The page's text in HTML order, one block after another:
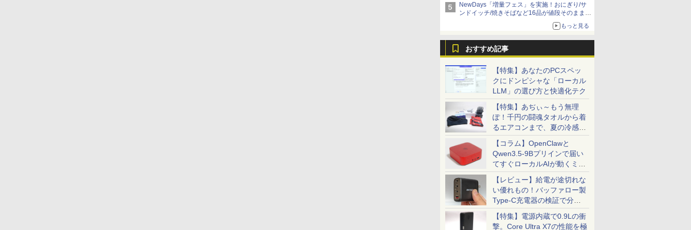
NewDays「増量フェス」を実施！おにぎり/サ
ンドイッチ/焼きそばなど16品が値段そのままで
もっと見る
おすすめ記事
【特集】あなたのPCスペッ
クにドンピシャな「ローカル
LLM」の選び方と快適化テク
【特集】あぢぃ～もう無理
ぽ！千円の闘魂タオルから着
るエアコンまで、夏の冷感グ
ッズ一挙紹介
【コラム】OpenClawと
Qwen3.5-9Bプリインで届い
てすぐローカルAIが動くミニ
PC「SER9 Pro」
【レビュー】給電が途切れな
い優れもの！バッファロー製
Type-C充電器の検証で分か
ったこと
【特集】電源内蔵で0.9Lの衝
撃。Core Ultra X7の性能を極